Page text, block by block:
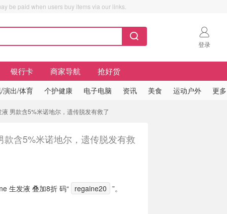
be paid when users buy items via our links.
登录
银行卡 商家导航 抢好货
演出/体育 个护健康 电子电脑 资讯 美食 运动户外 更多
男款含5%米诺地尔，遗传脱发有救了
含5%米诺地尔，遗传脱发有救
生发液 叠加8折 码“ regaine20 ”。